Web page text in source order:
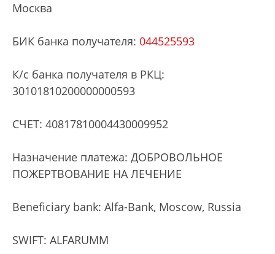
Москва
БИК банка получателя: 044525593
К/с банка получателя в РКЦ:
30101810200000000593
СЧЕТ: 40817810004430009952
Назначение платежа: ДОБРОВОЛЬНОЕ
ПОЖЕРТВОВАНИЕ НА ЛЕЧЕНИЕ
Beneficiary bank: Alfa-Bank, Moscow, Russia
SWIFT: ALFARUMM